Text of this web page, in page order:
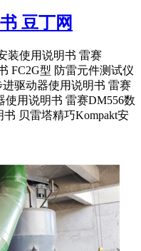
豆丁网
装使用说明书 雷赛
FC2G型 防雷元件测试仪
驱动器使用说明书 雷赛
使用说明书 雷赛DM556数
贝雷塔精巧Kompakt安